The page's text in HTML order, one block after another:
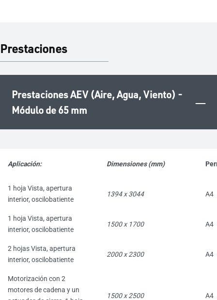
Prestaciones
Prestaciones AEV (Aire, Agua, Viento) -
Módulo de 65 mm
–
Aplicación: Dimensiones (mm)
1 hoja Vista, apertura
interior, oscilobatiente
1394 x 3044 A4
1 hoja Vista, apertura
interior, oscilobatiente
1500 x 1700 A4
2 hojas Vista, apertura
interior, oscilobatiente
2000 x 2300 A4
Motorización con 2
motores de cadena y un
1500 x 2500 A4